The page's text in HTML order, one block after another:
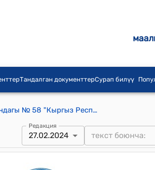
Тандалган документтерСурап билүү
Кыргыз Республикасынын 2024-жылдын 27-февралындагы № 58 "Кыргыз Республикасынын айрым мыйзам актыларына (Кыргыз Республикасынын Укук бузуулар жөнүндө кодексине, "Мамлекет кепилдеген юридикалык жардам жөнүндө" Кыргыз Республикасынын Мыйзамына) өзгөртүүлөрдү киргизүү жөнүндө" Мыйзамы
Редакция
27.02.2024